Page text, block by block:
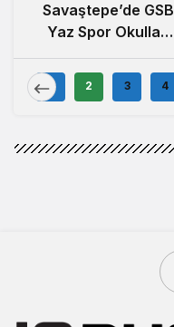
Savaştepe’de GSB
Yaz Spor Okulları
Büyük İlgi Gördü
1